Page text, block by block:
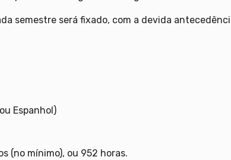
semestre será fixado, com a devida
Espanhol)
(no mínimo), ou 952 horas.